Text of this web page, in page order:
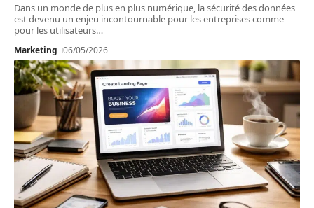
Dans un monde de plus en plus numérique, la sécurité des données
est devenu un enjeu incontournable pour les entreprises comme
pour les utilisateurs…
Marketing 06/05/2026